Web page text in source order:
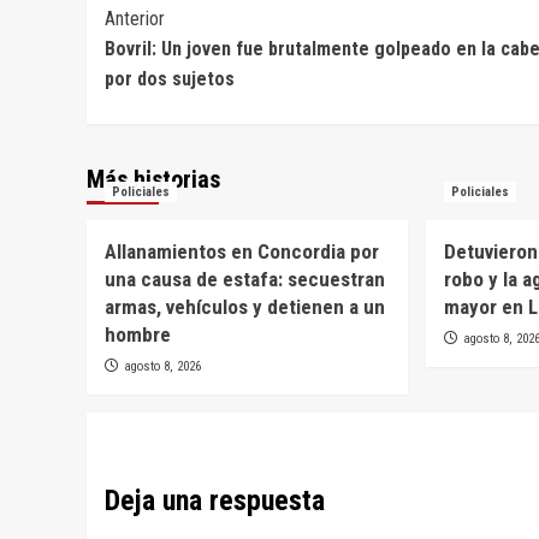
Navegación
de
entradas
Anterior
Bovril: Un joven fue brutalmente golpeado en la
por dos sujetos
Más historias
Policiales
Allanamientos en Concordia por
una causa de estafa: secuestran
armas, vehículos y detienen a un
hombre
agosto 8, 2026
Policiales
robo y la
mayor en
agosto 8,
Deja una respuesta